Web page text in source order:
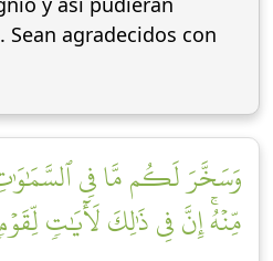
agradecidos con
وَسَخَّرَ لَكُم مَّا فِي
مِّنۡهُۚ إِنَّ فِي ذَٰلِكَ لَأٓيَٰتٖ